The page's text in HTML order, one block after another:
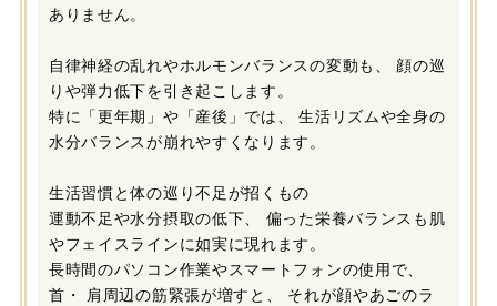
ありません。
自律神経の乱れやホルモンバランスの変動も、 顔の巡
りや弾力低下を引き起こします。
特に「更年期」や「産後」では、 生活リズムや全身の
水分バランスが崩れやすくなります。
生活習慣と体の巡り不足が招くもの
運動不足や水分摂取の低下、 偏った栄養バランスも肌
やフェイスラインに如実に現れます。
長時間のパソコン作業やスマートフォンの使用で、
首・ 肩周辺の筋緊張が増すと、 それが顔やあごのラ